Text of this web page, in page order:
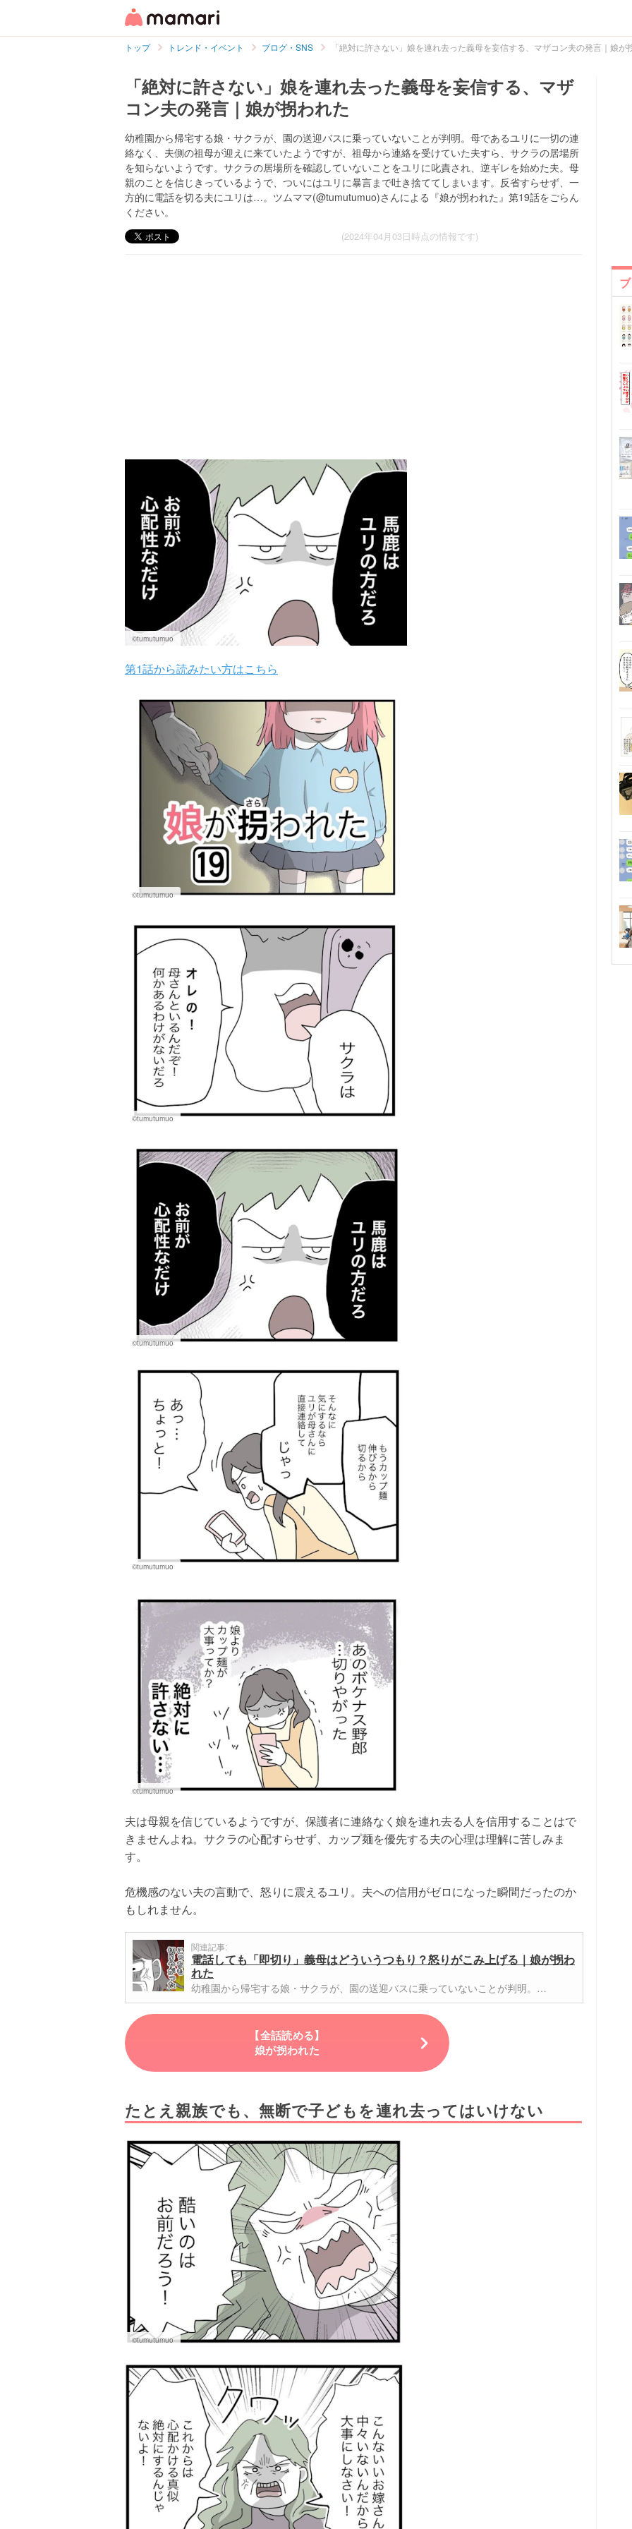
トップ トレンド・イベント ブログ・SNS 「絶対に許さない」娘を連れ去った義母を妄信する、マザコン夫の発言｜娘が
「絶対に許さない」娘を連れ去った義母を妄信する、マザ
コン夫の発言｜娘が拐われた
幼稚園から帰宅する娘・サクラが、園の送迎バスに乗っていないことが判明。母であるユリに一切の連
絡なく、夫側の祖母が迎えに来ていたようですが、祖母から連絡を受けていた夫すら、サクラの居場所
を知らないようです。サクラの居場所を確認していないことをユリに叱責され、逆ギレを始めた夫。母
親のことを信じきっているようで、ついにはユリに暴言まで吐き捨ててしまいます。反省すらせず、一
方的に電話を切る夫にユリは…。ツムママ(@tumutumuo)さんによる『娘が拐われた』第19話をごらん
ください。
(2024年04月03日時点の情報です)
©tumutumuo
第1話から読みたい方はこちら
©tumutumuo
©tumutumuo
©tumutumuo
©tumutumuo
©tumutumuo
夫は母親を信じているようですが、保護者に連絡なく娘を連れ去る人を信用することはで
きませんよね。サクラの心配すらせず、カップ麺を優先する夫の心理は理解に苦しみま
す。
危機感のない夫の言動で、怒りに震えるユリ。夫への信用がゼロになった瞬間だったのか
もしれません。
関連記事:
電話しても「即切り」義母はどういうつもり？怒りがこみ上げる｜娘が拐わ
れた
幼稚園から帰宅する娘・サクラが、園の送迎バスに乗っていないことが判明。…
【全話読める】
娘が拐われた
たとえ親族でも、無断で子どもを連れ去ってはいけない
©tumutumuo